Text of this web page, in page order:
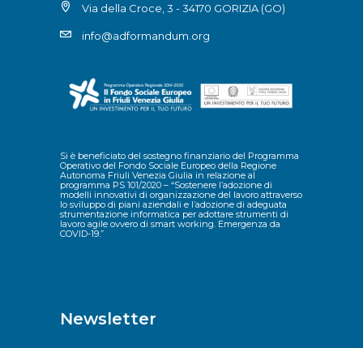
Via della Croce, 3 - 34170 GORIZIA (GO)
info@adformandum.org
Si è beneficiato del sostegno finanziario del Programma
Operativo del Fondo Sociale Europeo della Regione
Autonoma Friuli Venezia Giulia in relazione al
programma PS 101/2020 – “Sostenere l’adozione di
modelli innovativi di organizzazione del lavoro attraverso
lo sviluppo di piani aziendali e l’adozione di adeguata
strumentazione informatica per adottare strumenti di
lavoro agile ovvero di smart working. Emergenza da
COVID-19.”
Newsletter